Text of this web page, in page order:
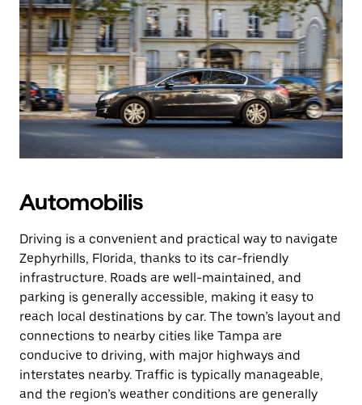
Automobilis
Driving is a convenient and practical way to navigate
Zephyrhills, Florida, thanks to its car-friendly
infrastructure. Roads are well-maintained, and
parking is generally accessible, making it easy to
reach local destinations by car. The town’s layout and
connections to nearby cities like Tampa are
conducive to driving, with major highways and
interstates nearby. Traffic is typically manageable,
and the region’s weather conditions are generally